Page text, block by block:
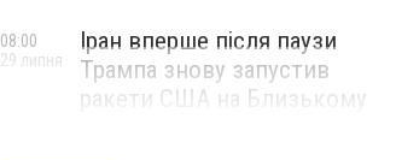
Іран вперше після паузи
Трампа знову запустив
ракети США на Близькому
08:00
29 липня